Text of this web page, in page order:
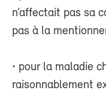
n’affectait pas sa
pas à la
• pour la maladie
raisonnablement